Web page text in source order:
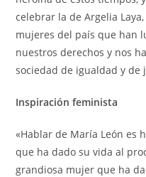
celebrar la de Argelia
mujeres del país que han
nuestros derechos y nos
sociedad de igualdad y de
Inspiración feminista
«Hablar de María León es
que ha dado su vida al
grandiosa mujer que ha